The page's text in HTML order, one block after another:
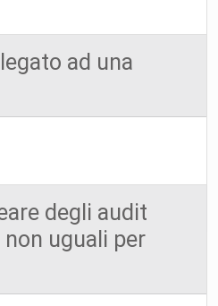
ad una
degli audit
uguali per